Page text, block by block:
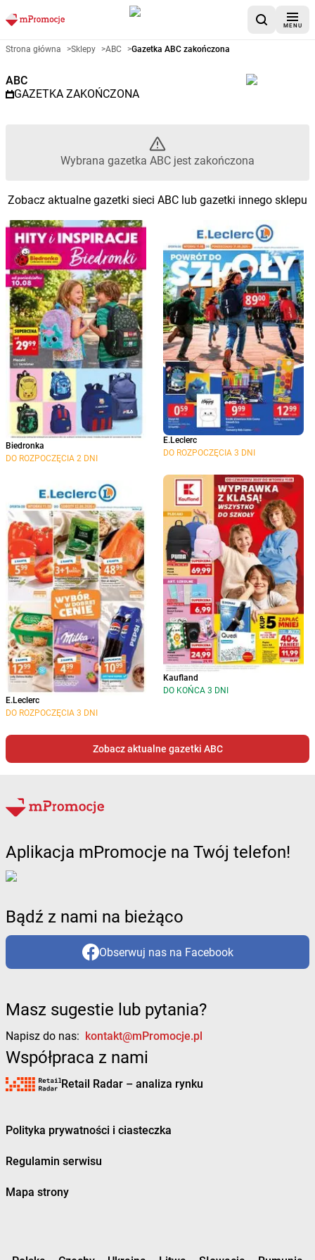
MENU
Gazetka promocyjna ABC –
Strona główna >Sklepy >ABC >Gazetka ABC zakończona
ABC
GAZETKA ZAKOŃCZONA
Wybrana gazetka ABC jest zakończona
Zobacz aktualne gazetki sieci ABC lub gazetki innego sklepu
Biedronka
DO ROZPOCZĘCIA 2 DNI
E.Leclerc
DO ROZPOCZĘCIA 3 DNI
E.Leclerc
DO ROZPOCZĘCIA 3 DNI
Kaufland
DO KOŃCA 3 DNI
Zobacz aktualne gazetki ABC
Aplikacja mPromocje na Twój telefon!
Bądź z nami na bieżąco
Obserwuj nas na Facebook
Masz sugestie lub pytania?
Napisz do nas: kontakt@mPromocje.pl
Współpraca z nami
Retail Radar – analiza rynku
Polityka prywatności i ciasteczka
Regulamin serwisu
Mapa strony